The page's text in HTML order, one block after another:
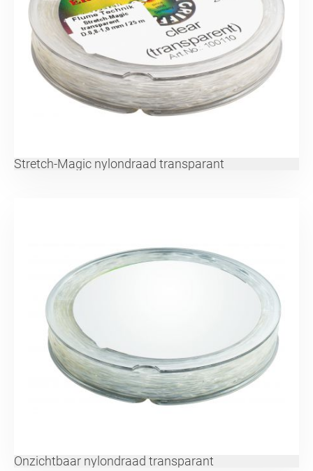
Stretch-Magic nylondraad transparant
Onzichtbaar nylondraad transparant